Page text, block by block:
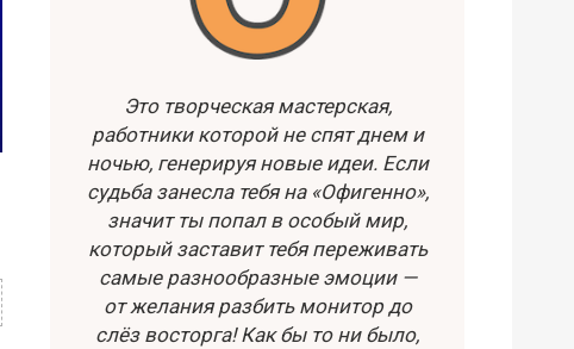
Это творческая мастерская,
работники которой не спят днем и
ночью, генерируя новые идеи. Если
судьба занесла тебя на «Офигенно»,
значит ты попал в особый мир,
который заставит тебя переживать
самые разнообразные эмоции —
от желания разбить монитор до
слёз восторга! Как бы то ни было,